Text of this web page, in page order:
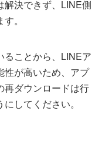
解決できず、LINE側
。
ることから、LINEア
性が高いため、アプ
再ダウンロードは行
してください。